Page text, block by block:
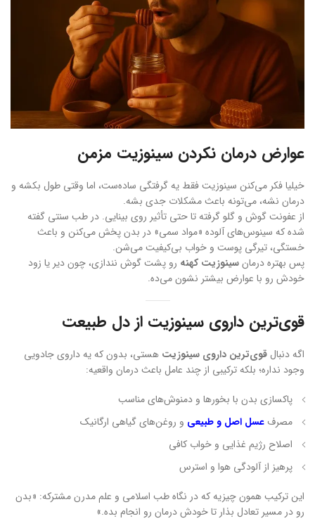
عوارض درمان نکردن سینوزیت مزمن
خیلیا فکر می‌کنن سینوزیت فقط یه گرفتگی ساده‌ست، اما وقتی طول بکشه و
درمان نشه، می‌تونه باعث مشکلات جدی بشه.
از عفونت گوش و گلو گرفته تا حتی تأثیر روی بینایی. در طب سنتی گفته
شده که سینوس‌های آلوده «مواد سمی» در بدن پخش می‌کنن و باعث
خستگی، تیرگی پوست و خواب بی‌کیفیت می‌شن.
پس بهتره درمانسینوزیت کهنه رو پشت گوش نندازی، چون دیر یا زود
خودش رو با عوارض بیشتر نشون می‌ده.
قوی‌ترین داروی سینوزیت از دل طبیعت
اگه دنبال قوی‌ترین داروی سینوزیت هستی، بدون که یه داروی جادویی
وجود نداره؛ بلکه ترکیبی از چند عامل باعث درمان واقعیه:
پاکسازی بدن با بخورها و دمنوش‌های مناسب
مصرف عسل اصل و طبیعی و روغن‌های گیاهی ارگانیک
اصلاح رژیم غذایی و خواب کافی
پرهیز از آلودگی هوا و استرس
این ترکیب همون چیزیه که در نگاه طب اسلامی و علم مدرن مشترکه: «بدن
رو در مسیر تعادل بذار تا خودش درمان رو انجام بده.»